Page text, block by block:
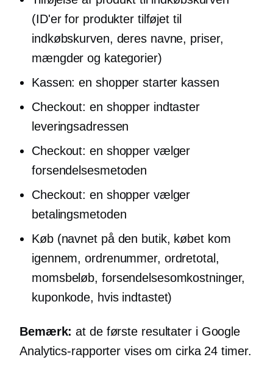
(ID'er for produkter tilføjet til
indkøbskurven, deres navne, priser,
mængder og kategorier)
Kassen: en shopper starter kassen
Checkout: en shopper indtaster
leveringsadressen
Checkout: en shopper vælger
forsendelsesmetoden
Checkout: en shopper vælger
betalingsmetoden
Køb (navnet på den butik, købet kom
igennem, ordrenummer, ordretotal,
momsbeløb, forsendelsesomkostninger,
kuponkode, hvis indtastet)
Bemærk: at de første resultater i Google
Analytics-rapporter vises om cirka 24 timer.